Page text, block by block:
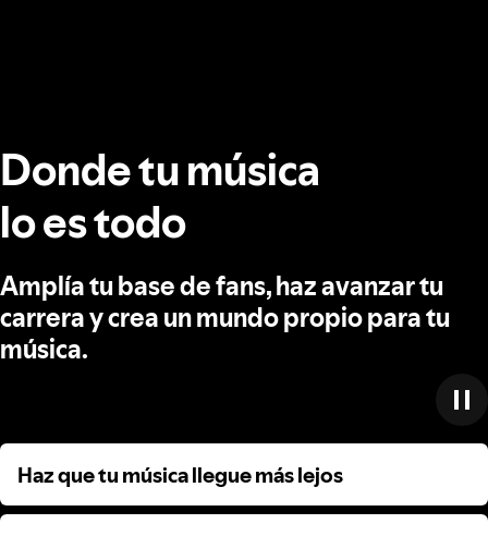
Donde tu música
lo es todo
Amplía tu base de fans, haz avanzar tu
carrera y crea un mundo propio para tu
música.
Haz que tu música llegue más lejos
Haz que tu música llegue más lejos